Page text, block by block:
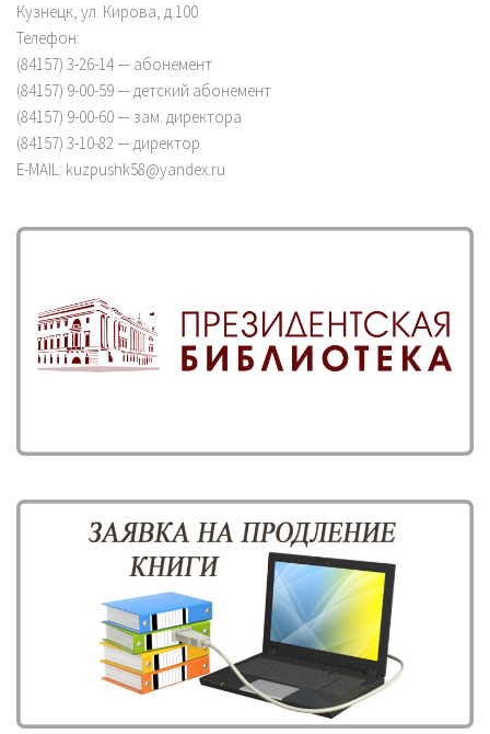
Кузнецк, ул. Кирова, д.100
Телефон:
(84157) 3-26-14 — абонемент
(84157) 9-00-59 — детский абонемент
(84157) 9-00-60 — зам. директора
(84157) 3-10-82 — директор
E-MAIL: kuzpushk58@yandex.ru